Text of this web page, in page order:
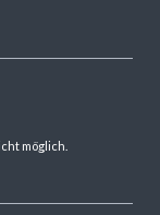
möglich.